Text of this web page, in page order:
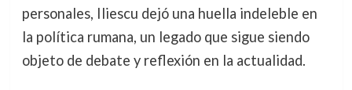
personales, Iliescu dejó una huella indeleble en
la política rumana, un legado que sigue siendo
objeto de debate y reflexión en la actualidad.